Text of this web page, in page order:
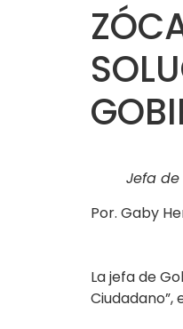
Jefa
Por. Gaby
La jefa de